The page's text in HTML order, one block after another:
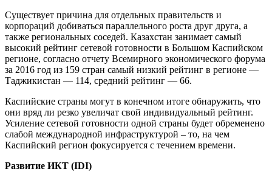
Существует причина для отдельных правительств и
корпораций добиваться параллельного роста друг друга, а
также региональных соседей. Казахстан занимает самый
высокий рейтинг сетевой готовности в Большом Каспийском
регионе, согласно отчету Всемирного экономического форума
за 2016 год из 159 стран самый низкий рейтинг в регионе —
Таджикистан — 114, средний рейтинг — 66.
Каспийские страны могут в конечном итоге обнаружить, что
они вряд ли резко увеличат свой индивидуальный рейтинг.
Усиление сетевой готовности одной страны будет обременено
слабой международной инфраструктурой – то, на чем
Каспийский регион фокусируется с течением времени.
Развитие ИКТ (IDI)